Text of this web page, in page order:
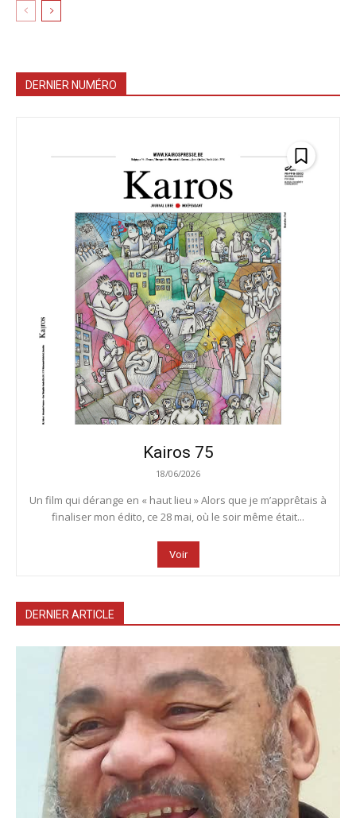
DERNIER NUMÉRO
Kairos 75
18/06/2026
Un film qui dérange en « haut lieu » Alors que je m’apprêtais à
finaliser mon édito, ce 28 mai, où le soir même était...
Voir
DERNIER ARTICLE